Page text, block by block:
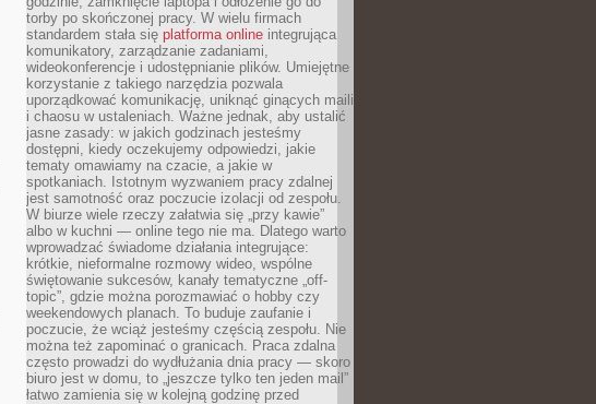
torby po skończonej pracy. W wielu firmach
standardem stała się platforma online integrująca
komunikatory, zarządzanie zadaniami,
wideokonferencje i udostępnianie plików. Umiejętne
korzystanie z takiego narzędzia pozwala
uporządkować komunikację, uniknąć ginących maili
i chaosu w ustaleniach. Ważne jednak, aby ustalić
jasne zasady: w jakich godzinach jesteśmy
dostępni, kiedy oczekujemy odpowiedzi, jakie
tematy omawiamy na czacie, a jakie w
spotkaniach. Istotnym wyzwaniem pracy zdalnej
jest samotność oraz poczucie izolacji od zespołu.
W biurze wiele rzeczy załatwia się „przy kawie”
albo w kuchni — online tego nie ma. Dlatego warto
wprowadzać świadome działania integrujące:
krótkie, nieformalne rozmowy wideo, wspólne
świętowanie sukcesów, kanały tematyczne „off-
topic”, gdzie można porozmawiać o hobby czy
weekendowych planach. To buduje zaufanie i
poczucie, że wciąż jesteśmy częścią zespołu. Nie
można też zapominać o granicach. Praca zdalna
często prowadzi do wydłużania dnia pracy — skoro
biuro jest w domu, to „jeszcze tylko ten jeden mail”
łatwo zamienia się w kolejną godzinę przed